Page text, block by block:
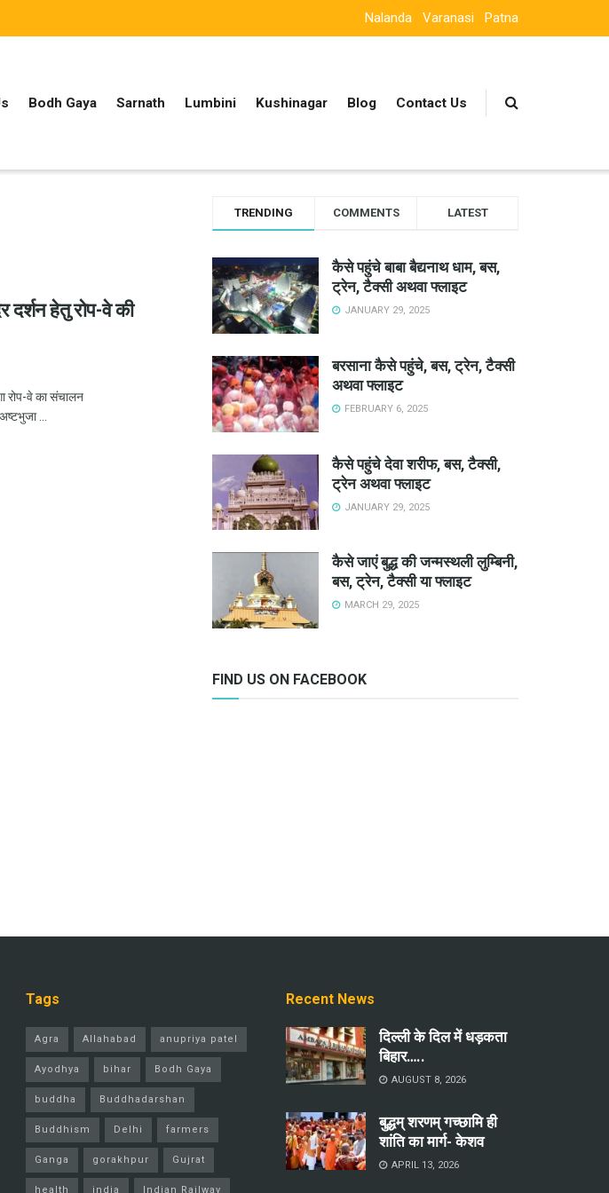
Nalanda Varanasi Patna
Bodh Gaya Sarnath Lumbini Kushinagar Blog Contact Us
दर्शन हेतु रोप-वे की
रोप-वे का संचालन
...
TRENDING COMMENTS LATEST
कैसे पहुंचे बाबा बैद्यनाथ धाम, बस,
ट्रेन, टैक्सी अथवा फ्लाइट
JANUARY 29, 2025
बरसाना कैसे पहुंचे, बस, ट्रेन, टैक्सी
अथवा फ्लाइट
FEBRUARY 6, 2025
कैसे पहुंचे देवा शरीफ, बस, टैक्सी,
ट्रेन अथवा फ्लाइट
JANUARY 29, 2025
कैसे जाएं बुद्ध की जन्मस्थली लुम्बिनी,
बस, ट्रेन, टैक्सी या फ्लाइट
MARCH 29, 2025
FIND US ON FACEBOOK
Tags
Agra Allahabad anupriya patel
Ayodhya bihar Bodh Gaya
buddha Buddhadarshan
Buddhism Delhi farmers
Ganga gorakhpur Gujrat
health india Indian Railway
Recent News
दिल्ली के दिल में धड़कता
बिहार…..
AUGUST 8, 2026
बुद्धम् शरणम् गच्छामि ही
शांति का मार्ग- केशव
APRIL 13, 2026